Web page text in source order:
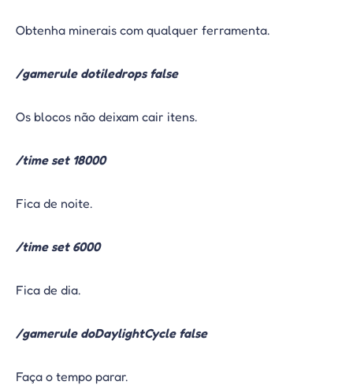
Obtenha minerais com qualquer ferramenta.
/gamerule dotiledrops false
Os blocos não deixam cair itens.
/time set 18000
Fica de noite.
/time set 6000
Fica de dia.
/gamerule doDaylightCycle false
Faça o tempo parar.